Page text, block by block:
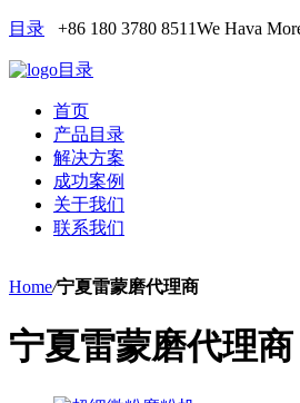
目录 +86 180 3780 8511We Hava
目录
首页
产品目录
解决方案
成功案例
关于我们
联系我们
Home/宁夏雷蒙磨代理商
宁夏雷蒙磨代理商